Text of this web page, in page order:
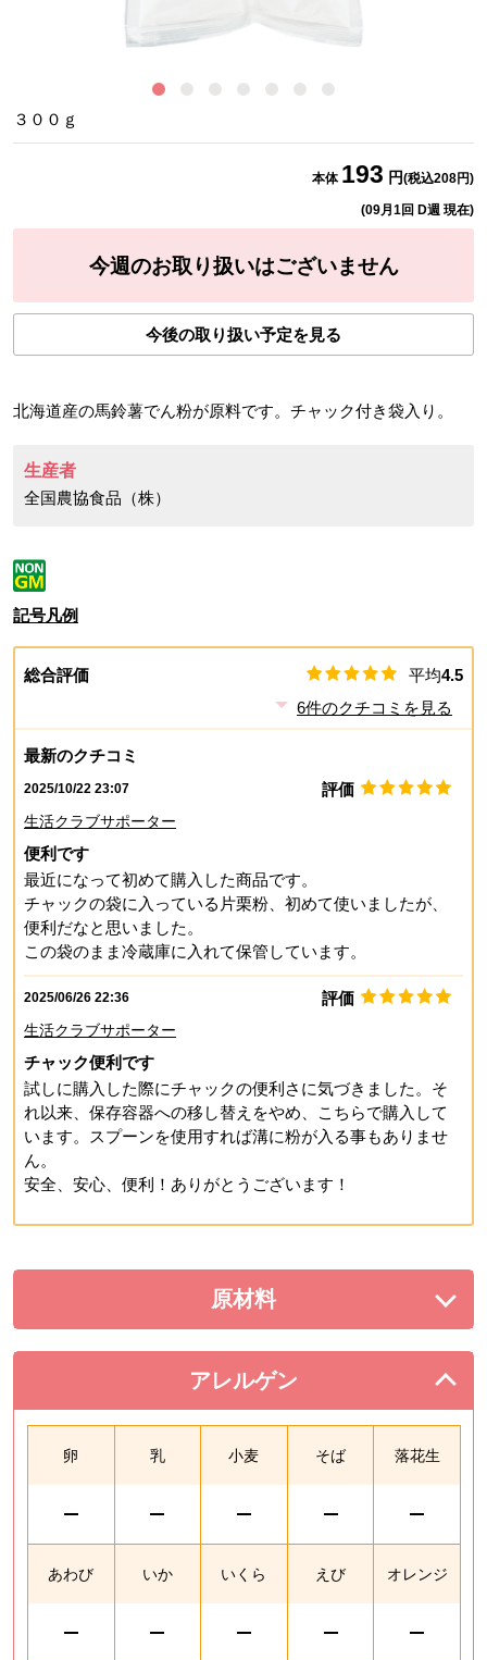
３００ｇ
本体 193 円(税込208円)
(09月1回 D週 現在)
今週のお取り扱いはございません
今後の取り扱い予定を見る
北海道産の馬鈴薯でん粉が原料です。チャック付き袋入り。
生産者
全国農協食品（株）
記号凡例
総合評価 平均4.5
6件のクチコミを見る
最新のクチコミ
2025/10/22 23:07 評価
生活クラブサポーター
便利です
最近になって初めて購入した商品です。
チャックの袋に入っている片栗粉、初めて使いましたが、
便利だなと思いました。
2025/06/26 22:36 評価
生活クラブサポーター
チャック便利です
試しに購入した際にチャックの便利さに気づきました。そ
れ以来、保存容器への移し替えをやめ、こちらで購入して
います。スプーンを使用すれば溝に粉が入る事もありませ
ん。
安全、安心、便利！ありがとうございます！
原材料を展開する。
アレルゲン
を閉じる。
卵 乳 小麦 そば 落花生
あわび いか いくら えび オレンジ